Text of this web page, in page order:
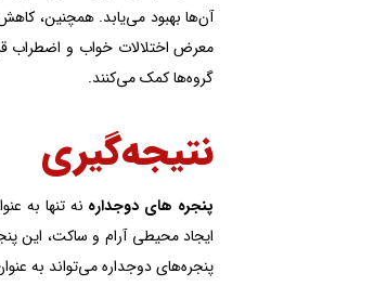
آن‌ها بهبود می‌یابد. همچنین،
معرض اختلالات خواب و اضطراب
گروه‌ها کمک می‌کنند.
نتیجه‌گیری
پنجره های دوجداره نه تنها به
ایجاد محیطی آرام و ساکت، این
پنجره‌های دوجداره می‌تواند به